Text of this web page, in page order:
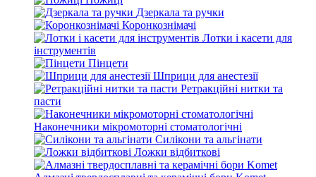
Дзеркала та ручки
Коронкознімачі
Лотки і касети для
інструментів
Пінцети
Шприци для анестезії
Ретракційні нитки та
пасти
Наконечники мікромоторні стоматологічні
Силікони та альгінати
Ложки відбиткові